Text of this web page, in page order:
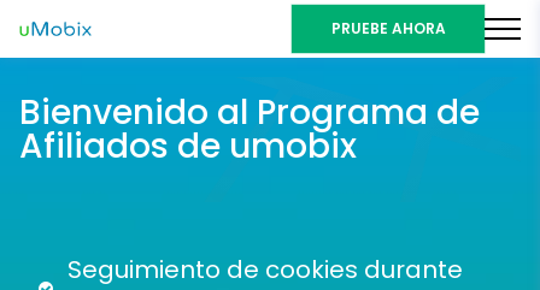
PRUEBE AHORA
Bienvenido al Programa de
Afiliados de umobix
Seguimiento de cookies durante